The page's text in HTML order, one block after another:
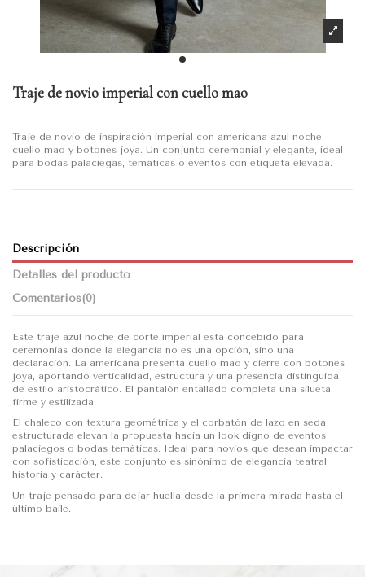
Traje de novio imperial con cuello mao
Traje de novio de inspiración imperial con americana azul noche,
cuello mao y botones joya. Un conjunto ceremonial y elegante, ideal
para bodas palaciegas, temáticas o eventos con etiqueta elevada.
Descripción
Detalles del producto
Comentarios(0)
Este traje azul noche de corte imperial está concebido para
ceremonias donde la elegancia no es una opción, sino una
declaración. La americana presenta cuello mao y cierre con botones
joya, aportando verticalidad, estructura y una presencia distinguida
de estilo aristocrático. El pantalón entallado completa una silueta
firme y estilizada.
El chaleco con textura geométrica y el corbatón de lazo en seda
estructurada elevan la propuesta hacia un look digno de eventos
palaciegos o bodas temáticas. Ideal para novios que desean impactar
con sofisticación, este conjunto es sinónimo de elegancia teatral,
historia y carácter.
Un traje pensado para dejar huella desde la primera mirada hasta el
último baile.